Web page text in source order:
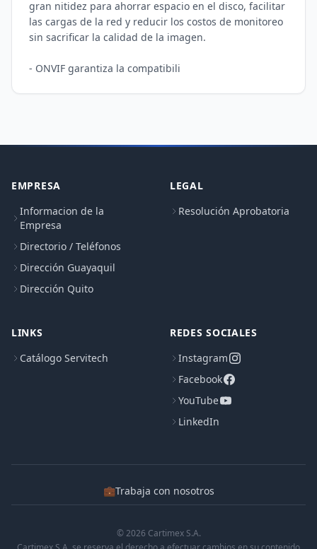
gran nitidez para ahorrar espacio en el disco, facilitar
las cargas de la red y reducir los costos de monitoreo
sin sacrificar la calidad de la imagen.
- ONVIF garantiza la compatibili
EMPRESA
Informacion de la
Empresa
Directorio / Teléfonos
Dirección Guayaquil
Dirección Quito
LEGAL
Resolución Aprobatoria
LINKS
Catálogo Servitech
REDES SOCIALES
Instagram
Facebook
YouTube
LinkedIn
💼Trabaja con nosotros
© 2026 Cartimex S.A.